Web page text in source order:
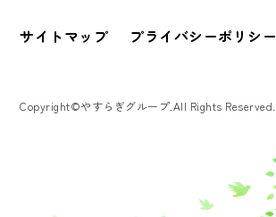
サイトマップ プライバシーポリシー
Copyright©やすらぎグループ.All Rights Reserved.